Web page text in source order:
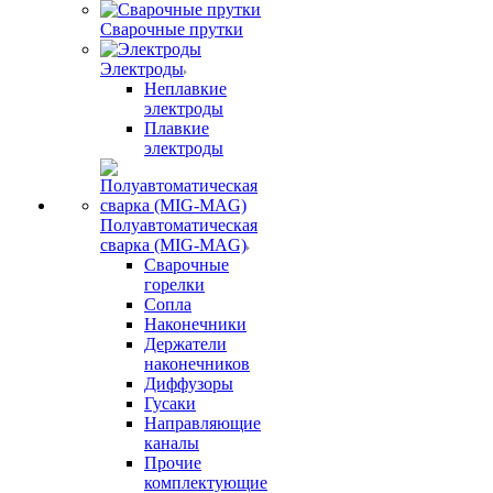
Сварочные прутки
Электроды
Неплавкие
электроды
Плавкие
электроды
Полуавтоматическая
сварка (MIG-MAG)
Сварочные
горелки
Сопла
Наконечники
Держатели
наконечников
Диффузоры
Гусаки
Направляющие
каналы
Прочие
комплектующие